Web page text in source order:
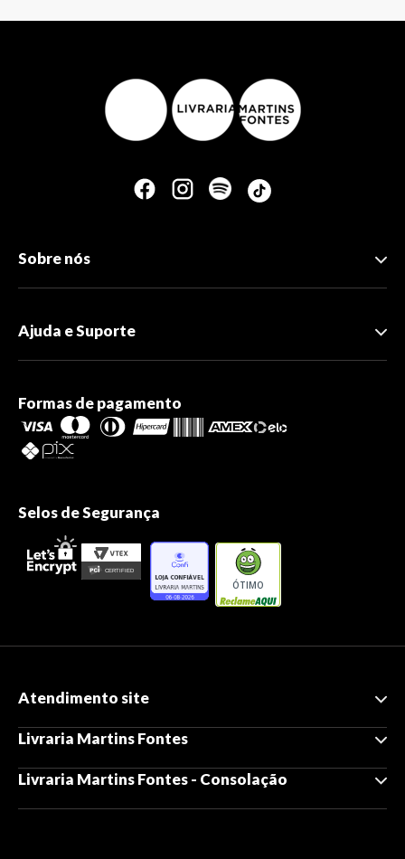
Sobre nós
Ajuda e Suporte
Formas de pagamento
Selos de Segurança
ÓTIMO
Atendimento site
Livraria Martins Fontes
Livraria Martins Fontes - Consolação